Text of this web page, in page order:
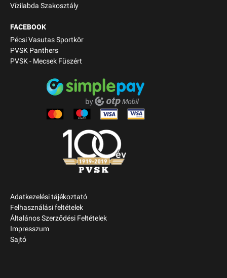
Vízilabda Szakosztály
FACEBOOK
Pécsi Vasutas Sportkör
PVSK Panthers
PVSK - Mecsek Füszért
Adatkezelési tájékoztató
Felhasználási feltételek
Általános Szerződési Feltételek
Impresszum
Sajtó